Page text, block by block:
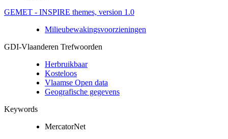
GEMET - INSPIRE themes, version 1.0
Milieubewakingsvoorzieningen
GDI-Vlaanderen Trefwoorden
Herbruikbaar
Kosteloos
Vlaamse Open data
Geografische gegevens
Keywords
MercatorNet